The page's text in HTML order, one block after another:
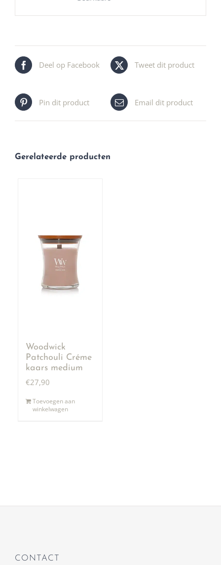
Deel op Facebook Tweet dit product
Pin dit product Email dit product
Gerelateerde producten
Woodwick
Patchouli Créme
kaars medium
€27,90
Toevoegen aan
winkelwagen
CONTACT